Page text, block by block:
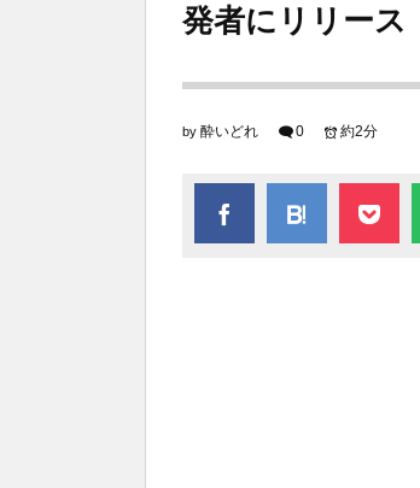
発者にリリース
by 酔いどれ 0 約2分